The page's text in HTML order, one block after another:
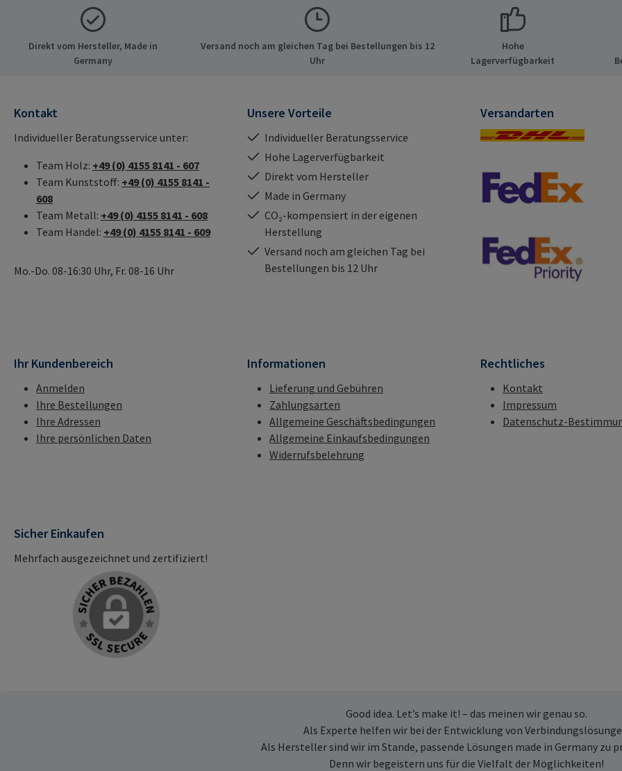
RAMPA-Muffen zu
verwenden.Herstellerinfor
mationen: RAMPA GmbH &
Co. KG Auf der Heide 8 21514
& Co. KG Auf der Heide 8
21514 Büchen Deutschland
E-Mail: mail@rampa.com
& Co. KG Auf der Heide 8
21514 Büchen Deutschland
E-Mail: mail@rampa.com
& Co.
21514
E-Mail:
Direkt vom Hersteller, Made in
Germany
Versand noch am gleichen Tag bei Bestellungen bis 12
Uhr
Hohe
Lagerverfügbarkeit
Kontakt
Individueller Beratungsservice unter:
Team Holz: +49 (0) 4155 8141 - 607
Team Kunststoff: +49 (0) 4155 8141 -
608
Team Metall: +49 (0) 4155 8141 - 608
Team Handel: +49 (0) 4155 8141 - 609
Mo.-Do. 08-16:30 Uhr, Fr. 08-16 Uhr
Unsere Vorteile
Individueller Beratungsservice
Hohe Lagerverfügbarkeit
Direkt vom Hersteller
Made in Germany
CO₂-kompensiert in der eigenen
Herstellung
Versand noch am gleichen Tag bei
Bestellungen bis 12 Uhr
Versandarten
Ihr Kundenbereich
Anmelden
Ihre Bestellungen
Ihre Adressen
Ihre persönlichen Daten
Informationen
Lieferung und Gebühren
Zahlungsarten
Allgemeine Geschäftsbedingungen
Allgemeine Einkaufsbedingungen
Widerrufsbelehrung
Rechtliches
Kontakt
Impressum
Datenschutz-
Sicher Einkaufen
Mehrfach ausgezeichnet und zertifiziert!
Good idea. Let’s make it! – das meinen wir genau so.
Als Experte helfen wir bei der Entwicklung von
Als Hersteller sind wir im Stande, passende Lösungen made in Germany zu
Denn wir begeistern uns für die Vielfalt der Möglichkeiten!